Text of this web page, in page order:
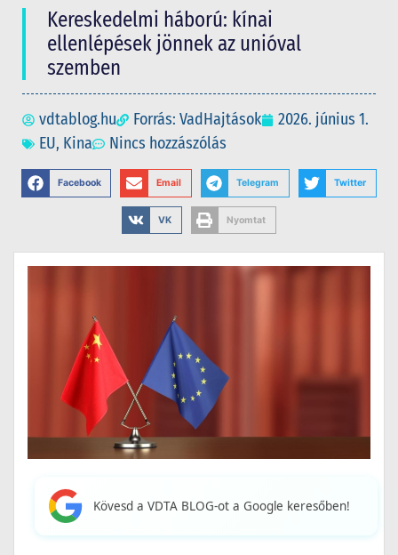
Kereskedelmi háború: kínai
ellenlépések jönnek az unióval
szemben
vdtablog.hu Forrás: VadHajtások
2026. június 1.
EU, Kina Nincs hozzászólás
Facebook Email Telegram Twitter
VK Nyomtat
Kövesd a VDTA BLOG-ot a Google keresőben!